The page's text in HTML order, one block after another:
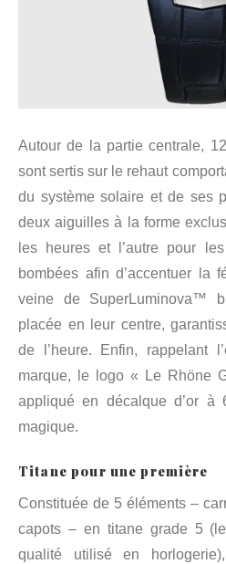
Autour de la partie centrale,
sont sertis sur le rehaut
du système solaire et de ses
deux aiguilles à la forme
les heures et l’autre pour
bombées afin d’accentuer la
veine de SuperLuminova™
placée en leur centre,
de l’heure. Enfin, rappelant
marque, le logo « Le Rhöne
appliqué en décalque d’or à
magique.
Titane pour une première
Constituée de 5 éléments –
capots – en titane grade 5
qualité utilisé en